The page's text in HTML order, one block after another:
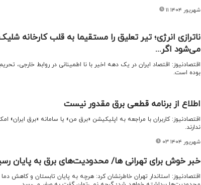
۱۱ شهریور ۱۴۰۴
ناترازی انرژی؛ تیر تعلیق را مستقیما به قلب کارخانه
می‌شود اگر...
اقتصادنیوز: اقتصاد ایران در یک دهه اخیر با نا اطمینانی در روابط خارجی،
بوده است.
اطلاع از برنامه قطعی برق مقدور نیست
اقتصادنیوز: کاربران با مراجعه به اپلیکیشن «برق من» یا سامانه «برق ایران»
ندارند.
۰۳ شهریور ۱۴۰۴
خبر خوش برای تهرانی ها/ محدودیت‌های برق به پایان
اقتصادنیوز: استاندار تهران خاطرنشان کرد: هرچه به پایان تابستان و کاهش